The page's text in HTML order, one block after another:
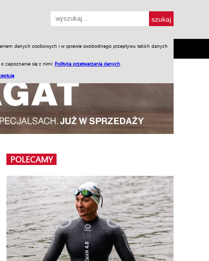
danych osobowych i w sprawie swobodnego przepływu takich danych
zapoznanie się z nimi: Polityka przetwarzania danych
SKLEP Jednodniówki Praca w WIW
POLECAMY